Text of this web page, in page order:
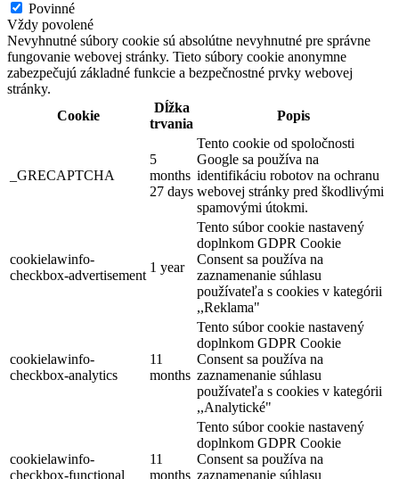
Povinné
Vždy povolené
Nevyhnutné súbory cookie sú absolútne nevyhnutné pre správne
fungovanie webovej stránky. Tieto súbory cookie anonymne
zabezpečujú základné funkcie a bezpečnostné prvky webovej
stránky.
Cookie
Dĺžka
trvania
Popis
_GRECAPTCHA
5
months
27 days
Tento cookie od spoločnosti
Google sa používa na
identifikáciu robotov na ochranu
webovej stránky pred škodlivými
spamovými útokmi.
cookielawinfo-
checkbox-advertisement
1 year
Tento súbor cookie nastavený
doplnkom GDPR Cookie
Consent sa používa na
zaznamenanie súhlasu
používateľa s cookies v kategórii
,,Reklama"
cookielawinfo-
checkbox-analytics
11
months
Tento súbor cookie nastavený
doplnkom GDPR Cookie
Consent sa používa na
zaznamenanie súhlasu
používateľa s cookies v kategórii
,,Analytické"
cookielawinfo-
checkbox-functional
11
months
Tento súbor cookie nastavený
doplnkom GDPR Cookie
Consent sa používa na
zaznamenanie súhlasu